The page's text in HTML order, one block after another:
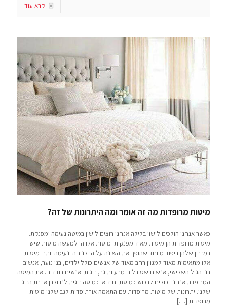
קרא עוד
מיטות מרופדות מה זה אומר ומה היתרונות של זה?
כאשר אנחנו הולכים לישון בלילה אנחנו רוצים לישון במיטה נעימה ומפנקת.
מיטות מרופדות הן מיטות מאוד מפנקות. מיטות אלו הן למעשה מיטות שיש
במזרון שלהן ריפוד מיוחד שהופך את השינה עליהן לנוחה ונעימה יותר. מיטות
אלו מתאימות מאוד למגוון רחב מאוד של אנשים כולל ילדים, בני נוער, אנשים
בני הגיל השלישי, אנשים שסובלים מבעיות גב, זוגות ואנשים בודדים. את המיטה
המרופדת אנחנו יכולים לרכוש כמיטת יחיד או כמיטה זוגית לנו ולבן או בת הזוג
שלנו. יתרונות של מיטות מרופדות עם התאמה אורתופדית לגב שלנו מיטות
מרופדות […]